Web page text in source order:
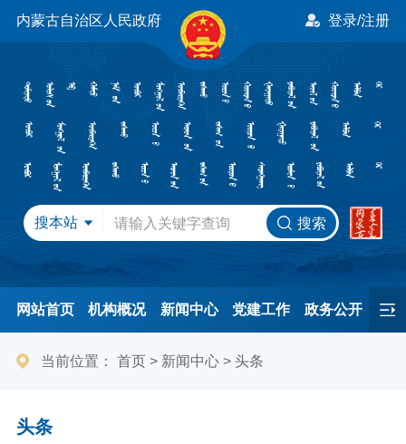
内蒙古自治区人民政府 登录/注册
搜本站 搜索
网站首页 机构概况 新闻中心 党建工作 政务公开
办事服务 民间友好 港澳事务 互动交流
当前位置： 首页> 新闻中心> 头条
头条